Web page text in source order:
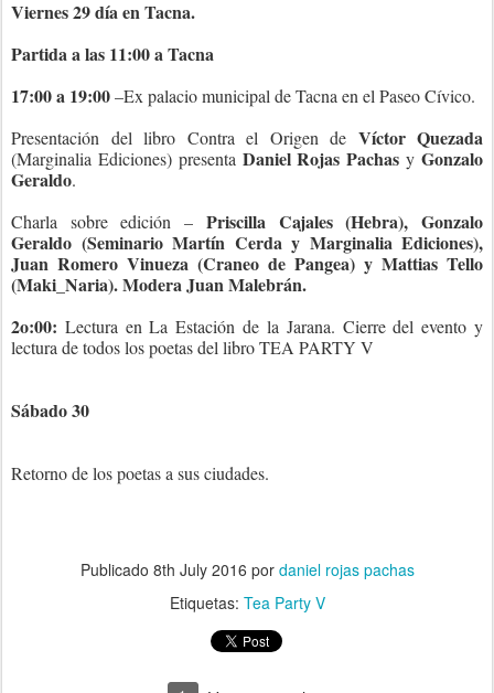
Viernes 29 día en Tacna.
Partida a las 11:00 a Tacna
17:00 a 19:00–Ex palacio municipal de Tacna en el Paseo Cívico.
Presentación del libro Contra el Origen de Víctor Quezada
(Marginalia Ediciones) presenta Daniel Rojas Pachas yGonzalo
Geraldo.
Charla sobre edición – Priscilla Cajales (Hebra), Gonzalo
Geraldo (Seminario Martín Cerda y Marginalia Ediciones),
Juan Romero Vinueza (Craneo de Pangea) y Mattias Tello
(Maki_Naria). Modera Juan Malebrán.
2o:00: Lectura en La Estación de la Jarana. Cierre del evento y
lectura de todos los poetas del libro TEA PARTY V
Sábado 30
Retorno de los poetas a sus ciudades.
Publicado 8th July 2016 por daniel rojas pachas
Etiquetas: Tea Party V